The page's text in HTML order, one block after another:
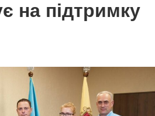
на підтримку